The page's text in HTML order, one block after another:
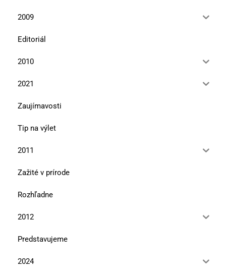
2009
Editoriál
2010
2021
Zaujímavosti
Tip na výlet
2011
Zažité v prírode
Rozhľadne
2012
Predstavujeme
2024